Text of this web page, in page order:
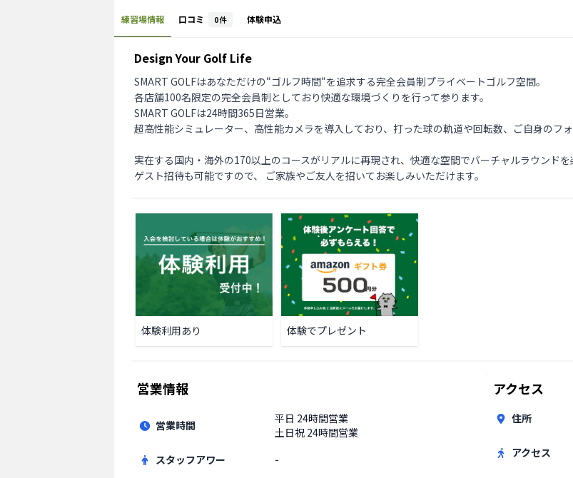
練習場情報 口コミ 0件 体験申込
Design Your Golf Life
SMART GOLFはあなただけの“ゴルフ時間“を追求する完全会員制プライベートゴルフ空間。
各店舗100名限定の完全会員制としており快適な環境づくりを行って参ります。
SMART GOLFは24時間365日営業。
超高性能シミュレーター、高性能カメラを導入しており、打った球の軌道や回転数、ご自身のフ
実在する国内・海外の170以上のコースがリアルに再現され、快適な空間でバーチャルラウンドを
ゲスト招待も可能ですので、 ご家族やご友人を招いてお楽しみいただけます。
体験利用あり 体験でプレゼント
営業情報
営業時間 平日 24時間営業
土日祝 24時間営業
スタッフアワー
-
アクセス
住所
アクセス